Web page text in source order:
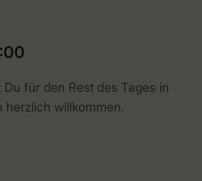
für den Rest des Tages in
herzlich willkommen.